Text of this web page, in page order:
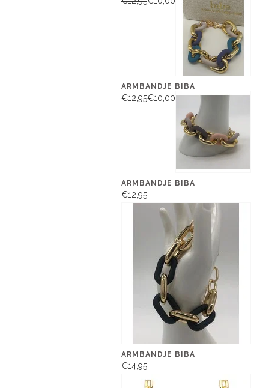
ARMBANDJE BIBA
€12,95€10,00
ARMBANDJE BIBA
€12,95
ARMBANDJE BIBA
€14,95